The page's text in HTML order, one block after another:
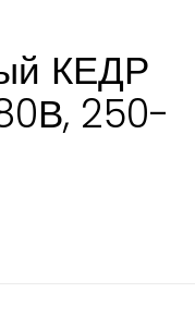
КЕДР
250-